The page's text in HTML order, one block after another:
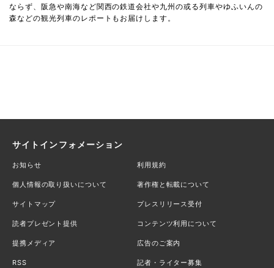
ならず、阪急や南海など関西の鉄道会社や九州の或る列車やゆふいんの
森などの観光列車のレポートもお届けします。
サイトインフォメーション
お知らせ 利用規約
個人情報の取り扱いについて 著作権と転載について
サイトマップ プレスリリース受付
読者プレゼント提供 コンテンツ利用について
提携メディア 広告のご案内
RSS 記者・ライター募集